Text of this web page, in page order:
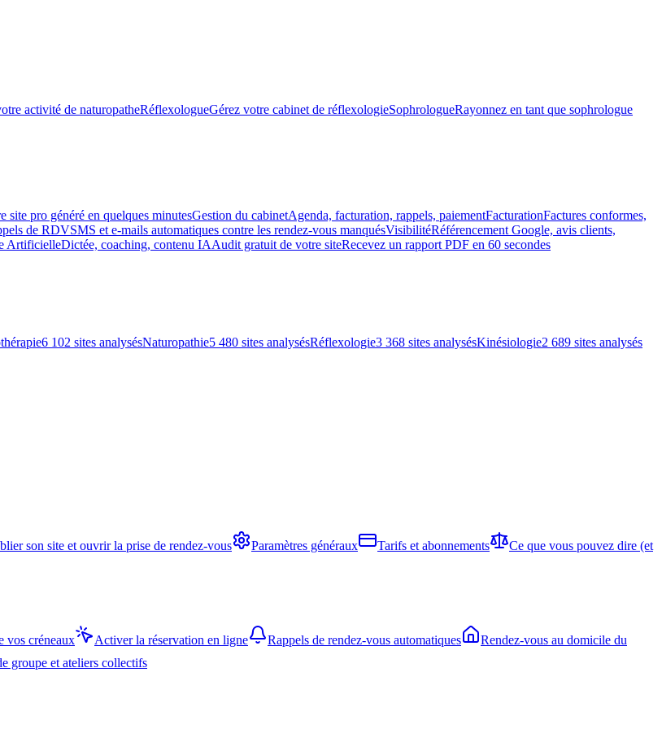
activité de naturopatheRéflexologueGérez votre cabinet de réflexologieSophrologueRayonnez en tant que sophrologue
site pro généré en quelques minutesGestion du cabinetAgenda, facturation, rappels, paiementFacturationFactures conformes,
de RDVSMS et e-mails automatiques contre les rendez-vous manquésVisibilitéRéférencement Google, avis clients,
ArtificielleDictée, coaching, contenu IAAudit gratuit de votre siteRecevez un rapport PDF en 60 secondes
6 102 sites analysésNaturopathie5 480 sites analysésRéflexologie3 368 sites analysésKinésiologie2 689 sites analysés
son site et ouvrir la prise de rendez-vous Paramètres généraux Tarifs et abonnements
Ce que vous pouvez dire (et
vos créneaux Activer la réservation en ligne Rappels de rendez-vous automatiques
Rendez-vous au domicile du
groupe et ateliers collectifs